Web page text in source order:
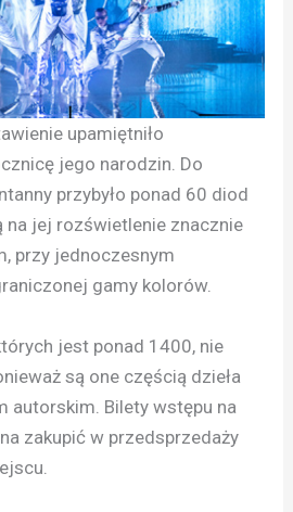
upamiętniło
jego narodzin. Do
przybyło ponad 60 diod
na jej rozświetlenie znacznie
przy jednoczesnym
gamy kolorów.
jest ponad 1400, nie
są one częścią dzieła
autorskim. Bilety wstępu na
zakupić w przedsprzedaży